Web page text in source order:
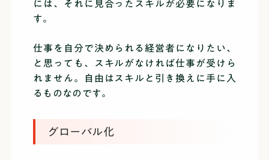
には、それに見合ったスキルが必要になりま
す。
仕事を自分で決められる経営者になりたい、
と思っても、スキルがなければ仕事が受けら
れません。自由はスキルと引き換えに手に入
るものなのです。
グローバル化